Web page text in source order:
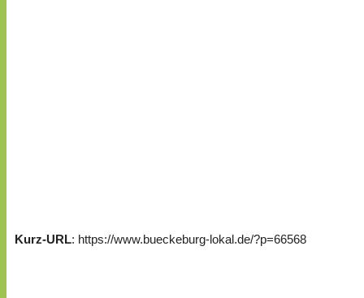
Kurz-URL: https://www.bueckeburg-lokal.de/?p=66568